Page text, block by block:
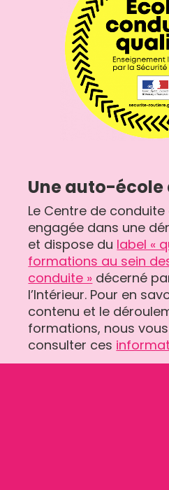
Une auto-
Le Centre de conduite
engagée dans une
et dispose du label «
formations au sein
conduite » décerné
l’Intérieur. Pour en
contenu et le
formations, nous
consulter ces